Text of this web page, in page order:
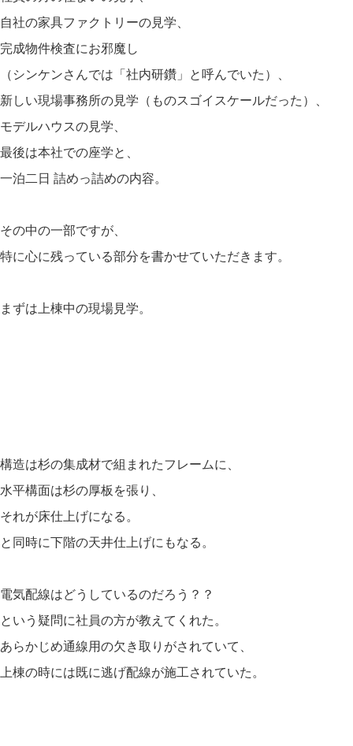
自社の家具ファクトリーの見学、
完成物件検査にお邪魔し
（シンケンさんでは「社内研鑽」と呼んでいた）、
新しい現場事務所の見学（ものスゴイスケールだった）、
モデルハウスの見学、
最後は本社での座学と、
一泊二日 詰めっ詰めの内容。
その中の一部ですが、
特に心に残っている部分を書かせていただきます。
まずは上棟中の現場見学。
構造は杉の集成材で組まれたフレームに、
水平構面は杉の厚板を張り、
それが床仕上げになる。
と同時に下階の天井仕上げにもなる。
電気配線はどうしているのだろう？？
という疑問に社員の方が教えてくれた。
あらかじめ通線用の欠き取りがされていて、
上棟の時には既に逃げ配線が施工されていた。